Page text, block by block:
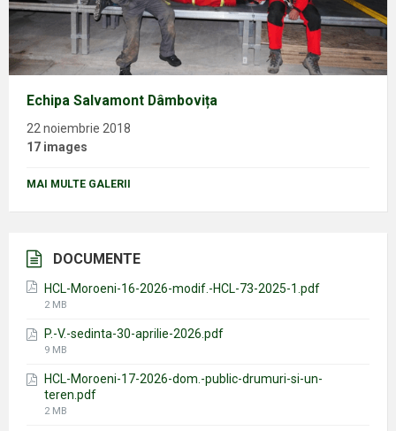
Echipa Salvamont Dâmbovița
22 noiembrie 2018
17 images
MAI MULTE GALERII
DOCUMENTE
HCL-Moroeni-16-2026-modif.-HCL-73-2025-1.pdf
File
2 MB
P.-V.-sedinta-30-aprilie-2026.pdf
File
9 MB
HCL-Moroeni-17-2026-dom.-public-drumuri-si-un-
teren.pdf
File
2 MB